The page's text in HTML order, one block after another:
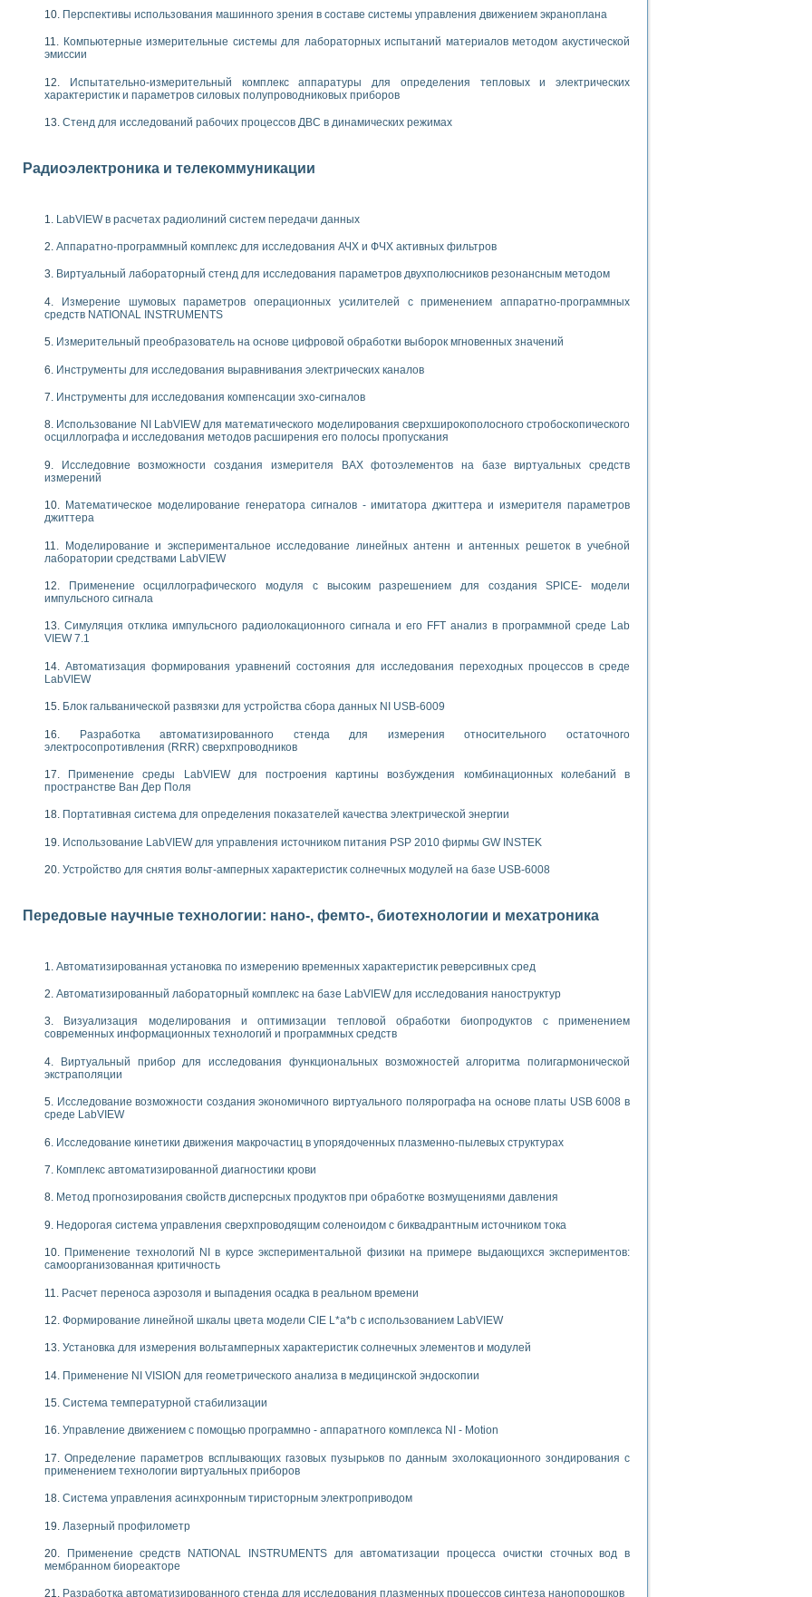
процессом цементирования нефтегазовых скважин
с использованием среды графического программирования LabVIEW для моделирования типовых химико-технологических процессов
INSTRUMENTS при разработке автоматизированного комплекса для исследования средств измерения температуры
термотрансферной маркировки изделий
исследований на базе LabVIEW
переходных процессов при коротких замыканиях в узлах электрических нагрузок
швов на базе технологий фирмы NATIONAL INSTRUMENTS
стенды
комплексы для вузов, осуществляющих подготовку специалистов по пищевой инженерии
нелинейных резистивных цепей
WORKBENCH-MULTISIM для электротехнической подготовки инженеров-неэлектриков
«Цифровые вычислительные устройства и микропроцессоры приборных комплексов» на основе Multisim
ИНС на основе LabVIEW
для создания лабораторного практикума по измерениям магнитных величин
«Изучение магнитных свойств ферромагнетиков. Петля гистерезиса» с использованием графической среды программирования LabVIEW
интерфейсов обмена по протоколам RS232 и GPIB / имитатор оконечного устройства по интерфейсу RS232
адиабатического расширения газов
переходных характеристик асинхронных двигателей при пуске
измерений с помощью LabVIEW
Назначение. Состав. Возможности
INSTRUMENTS для создания систем автоматизированного лабораторного практикума
и корреляционный анализ"
принципа действия универсального цифрового вольтметра
обеспечение учебных лабораторных стендов
LabVIEW
лабораторный практикум по курсу «радиотехнические цепи и сигналы»
одномерных сигналов на основе алгоритма полигармонической экстраполяции
INSTRUMENTS в операционной системе LINUX
принципа действия универсального цифрового вольтметра
принимаемых решений в среде LabVIEW
«Моделирование систем» и «Автоматизация проектирования систем и средств управления»
электрических характеристик газоразрядных и люминесцентных ламп
характеристик на основе использования звуковой карты ПК
теории Коммутации
в среде LabVIEW
практикумов на кафедре информационных систем МИРЭА
по электротехнике в среде MULTISIM
частотного анализа для LabWindows/CVI и LabVIEW
программе «Прикладная физика и физическая информатика» инновационного образовательного проекта РУДН
электромагнитного поля для испытаний изделий авионики
ИИС на базе оборудования NI CompactDAQ
Перспективы использования машинного зрения в составе системы управления движением экраноплана
Компьютерные измерительные системы для лабораторных испытаний материалов методом акустической
эмиссии
Испытательно-измерительный комплекс аппаратуры для определения тепловых и электрических
характеристик и параметров силовых полупроводниковых приборов
Стенд для исследований рабочих процессов ДВС в динамических режимах
Радиоэлектроника и телекоммуникации
LabVIEW в расчетах радиолиний систем передачи данных
Аппаратно-программный комплекс для исследования АЧХ и ФЧХ активных фильтров
Виртуальный лабораторный стенд для исследования параметров двухполюсников резонансным методом
Измерение шумовых параметров операционных усилителей с применением аппаратно-программных
средств NATIONAL INSTRUMENTS
Измерительный преобразователь на основе цифровой обработки выборок мгновенных значений
Инструменты для исследования выравнивания электрических каналов
Инструменты для исследования компенсации эхо-сигналов
Использование NI LabVIEW для математического моделирования сверхширокополосного стробоскопического
осциллографа и исследования методов расширения его полосы пропускания
Исследовние возможности создания измерителя ВАХ фотоэлементов на базе виртуальных средств
измерений
Математическое моделирование генератора сигналов - имитатора джиттера и измерителя параметров
джиттера
Моделирование и экспериментальное исследование линейных антенн и антенных решеток в учебной
лаборатории средствами LabVIEW
Применение осциллографического модуля с высоким разрешением для создания SPICE- модели
импульсного сигнала
Симуляция отклика импульсного радиолокационного сигнала и его FFT анализ в программной среде Lab
VIEW 7.1
Автоматизация формирования уравнений состояния для исследования переходных процессов в среде
LabVIEW
Блок гальванической развязки для устройства сбора данных NI USB-6009
Разработка автоматизированного стенда для измерения относительного остаточного
электросопротивления (RRR) сверхпроводников
Применение среды LabVIEW для построения картины возбуждения комбинационных колебаний в
пространстве Ван Дер Поля
Портативная система для определения показателей качества электрической энергии
Использование LabVIEW для управления источником питания PSP 2010 фирмы GW INSTEK
Устройство для снятия вольт-амперных характеристик солнечных модулей на базе USB-6008
Передовые научные технологии: нано-, фемто-, биотехнологии и мехатроника
Автоматизированная установка по измерению временных характеристик реверсивных сред
Автоматизированный лабораторный комплекс на базе LabVIEW для исследования наноструктур
Визуализация моделирования и оптимизации тепловой обработки биопродуктов с применением
современных информационных технологий и программных средств
Виртуальный прибор для исследования функциональных возможностей алгоритма полигармонической
экстраполяции
Исследование возможности создания экономичного виртуального полярографа на основе платы USB 6008 в
среде LabVIEW
Исследование кинетики движения макрочастиц в упорядоченных плазменно-пылевых структурах
Комплекс автоматизированной диагностики крови
Метод прогнозирования свойств дисперсных продуктов при обработке возмущениями давления
Недорогая система управления сверхпроводящим соленоидом с биквадрантным источником тока
Применение технологий NI в курсе экспериментальной физики на примере выдающихся экспериментов:
самоорганизованная критичность
Расчет переноса аэрозоля и выпадения осадка в реальном времени
Формирование линейной шкалы цвета модели CIE L*a*b с использованием LabVIEW
Установка для измерения вольтамперных характеристик солнечных элементов и модулей
Применение NI VISION для геометрического анализа в медицинской эндоскопии
Система температурной стабилизации
Управление движением с помощью программно - аппаратного комплекса NI - Motion
Определение параметров всплывающих газовых пузырьков по данным эхолокационного зондирования с
применением технологии виртуальных приборов
Система управления асинхронным тиристорным электроприводом
Лазерный профилометр
Применение средств NATIONAL INSTRUMENTS для автоматизации процесса очистки сточных вод в
мембранном биореакторе
Разработка автоматизированного стенда для исследования плазменных процессов синтеза нанопорошков